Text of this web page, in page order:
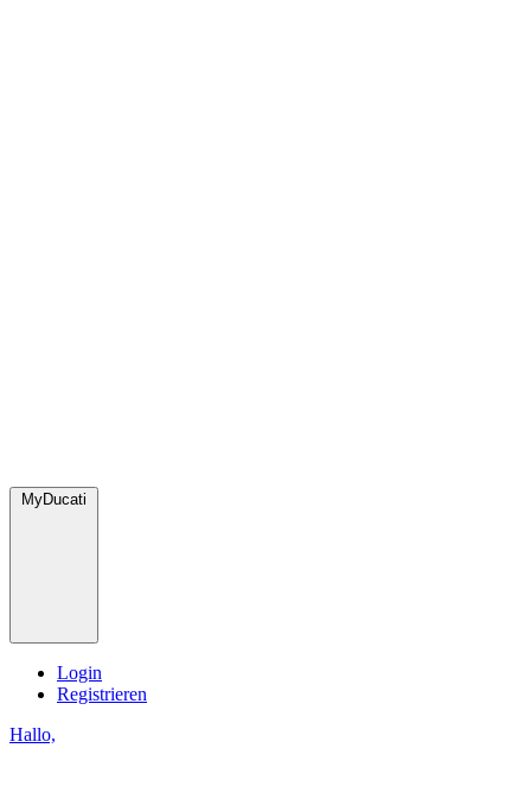
MyDucati
Login
Registrieren
Hallo,